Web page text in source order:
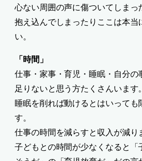
心ない周囲の声に傷ついてしまっ
抱え込んでしまったりここは本当
い。
「時間」
仕事・家事・育児・睡眠・自分の
足りないと思う方たくさんいます。
睡眠を削れば動けるとはいっても
す。
仕事の時間を減らすと収入が減り
子どもとの時間が少なくなると「